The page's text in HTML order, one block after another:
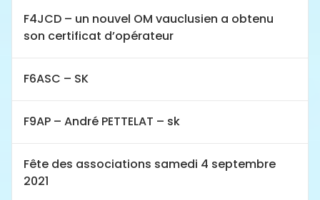
F4JCD – un nouvel OM vauclusien a obtenu
son certificat d’opérateur
F6ASC – SK
F9AP – André PETTELAT – sk
Fête des associations samedi 4 septembre
2021